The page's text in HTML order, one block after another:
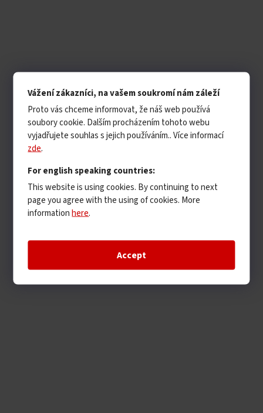
Vážení zákazníci, na vašem soukromí nám záleží
Proto vás chceme informovat, že náš web používá
soubory cookie. Dalším procházením tohoto webu
vyjadřujete souhlas s jejich používáním.. Více informací
zde.
For english speaking countries:
This website is using cookies. By continuing to next
page you agree with the using of cookies. More
informationhere.
Accept